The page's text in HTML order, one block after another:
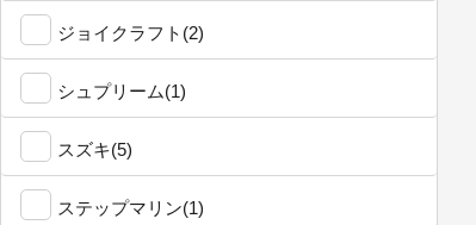
ジョイクラフト(2)
シュプリーム(1)
スズキ(5)
ステップマリン(1)